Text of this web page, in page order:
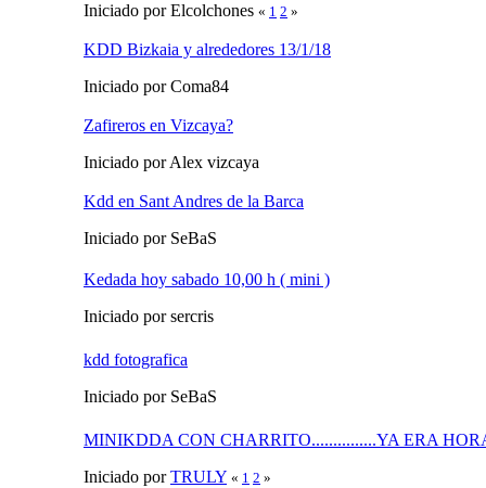
Iniciado por Elcolchones « 1 2 »
KDD Bizkaia y alrededores 13/1/18
Iniciado por Coma84
Zafireros en Vizcaya?
Iniciado por Alex vizcaya
Kdd en Sant Andres de la Barca
Iniciado por SeBaS
Kedada hoy sabado 10,00 h ( mini )
Iniciado por sercris
kdd fotografica
Iniciado por SeBaS
MINIKDDA CON CHARRITO...............YA ERA HORA
Iniciado porTRULY « 1 2 »